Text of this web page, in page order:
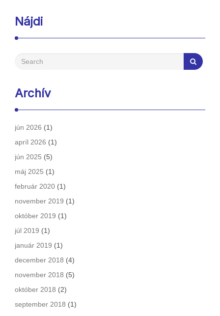
Nájdi
Archív
jún 2026 (1)
apríl 2026 (1)
jún 2025 (5)
máj 2025 (1)
február 2020 (1)
november 2019 (1)
október 2019 (1)
júl 2019 (1)
január 2019 (1)
december 2018 (4)
november 2018 (5)
október 2018 (2)
september 2018 (1)